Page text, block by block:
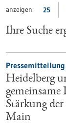
anzeigen: 25
Ihre Suche
Pressemitteilung
Heidelberg
Stärkung
Main